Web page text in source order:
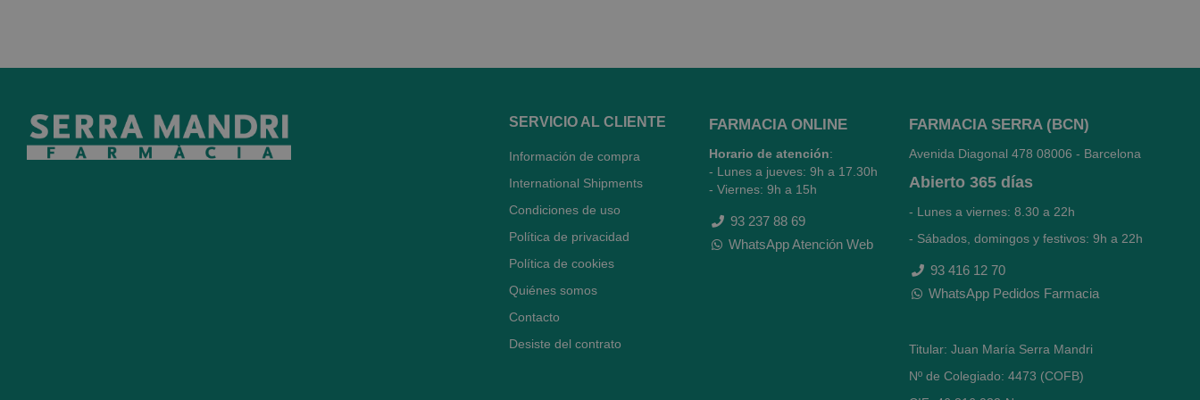
SERVICIO AL CLIENTE
Información de compra
International Shipments
Condiciones de uso
Política de privacidad
Política de cookies
Quiénes somos
Contacto
Desiste del contrato
FARMACIA ONLINE
Horario de atención:
- Lunes a jueves: 9h a 17.30h
- Viernes: 9h a 15h
93 237 88 69
WhatsApp Atención Web
FARMACIA SERRA (BCN)
Avenida Diagonal 478 08006 - Barcelona
Abierto 365 días
- Lunes a viernes: 8.30 a 22h
- Sábados, domingos y festivos: 9h a 22h
93 416 12 70
WhatsApp Pedidos Farmacia
Titular: Juan María Serra Mandri
Nº de Colegiado: 4473 (COFB)